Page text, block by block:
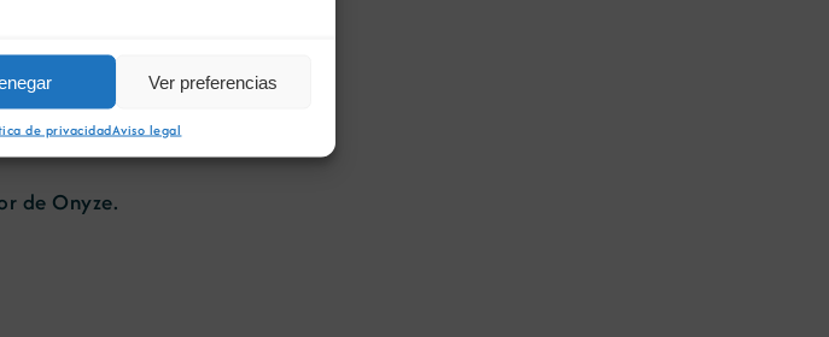
Ver preferencias
de privacidadAviso legal
de Onyze.